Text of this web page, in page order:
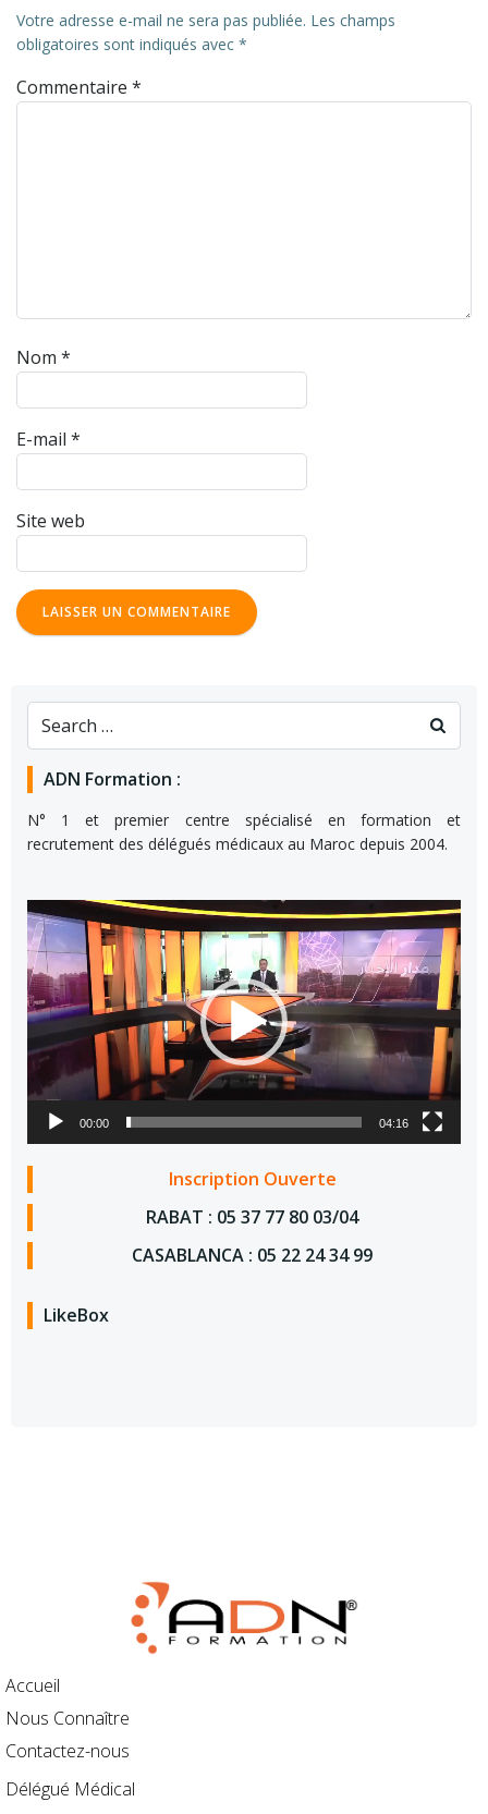
Votre adresse e-mail ne sera pas publiée. Les champs
obligatoires sont indiqués avec *
Commentaire *
Nom *
E-mail *
Site web
ADN Formation :
N° 1 et premier centre spécialisé en formation et
recrutement des délégués médicaux au Maroc depuis 2004.
Lecteur
vidéo
00:00 04:16
Inscription Ouverte
RABAT : 05 37 77 80 03/04
CASABLANCA : 05 22 24 34 99
LikeBox
Accueil
Nous Connaître
Contactez-nous
Délégué Médical